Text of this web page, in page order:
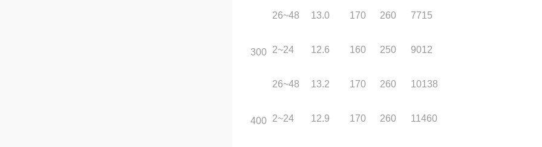
26~48 13.0 170 260 7715
300 2~24 12.6 160 250 9012
26~48 13.2 170 260 10138
400 2~24 12.9 170 260 11460